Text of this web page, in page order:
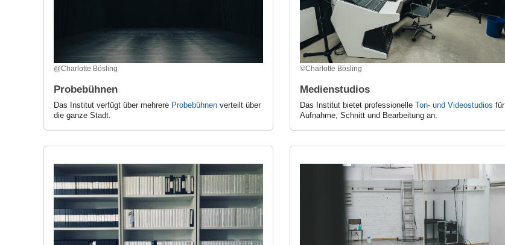
@Charlotte Bösling
Probebühnen
Das Institut verfügt über mehrere Probebühnen verteilt über
die ganze Stadt.
©Charlotte Bösling
Medienstudios
Das Institut bietet professionelleTon- und Videostudios für
Aufnahme, Schnitt und Bearbeitung an.